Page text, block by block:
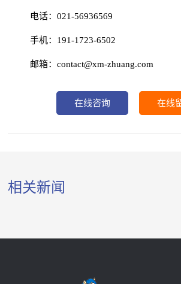
电话：021-56936569
手机：191-1723-6502
邮箱：contact@xm-zhuang.com
在线咨询 在线
相关新闻